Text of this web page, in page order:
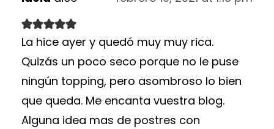
La hice ayer y quedó muy muy rica.
Quizás un poco seco porque no le puse
ningún topping, pero asombroso lo bien
que queda. Me encanta vuestra blog.
Alguna idea mas de postres con